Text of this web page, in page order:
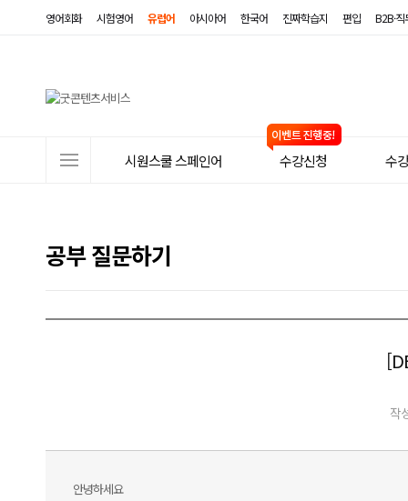
영어회화 시험영어 유럽어 아시아어 한국어 진짜학습지 편입 B2B·
뉴
시원스쿨 스페인어 수강신청 수
공부 질문하기
작
안녕하세요